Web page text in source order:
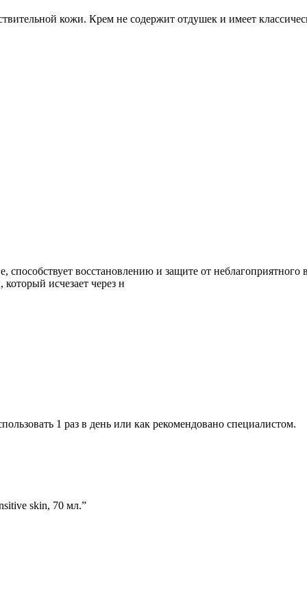
кожи. Крем не содержит отдушек и имеет
способствует восстановлению и защите от
исчезает через н
1 раз в день или как рекомендовано специалистом.
skin, 70 мл.”